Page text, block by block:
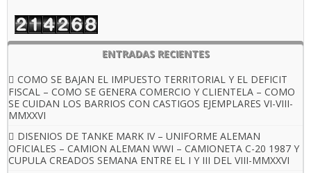
ENTRADAS RECIENTES
COMO SE BAJAN EL IMPUESTO TERRITORIAL Y EL DEFICIT
FISCAL – COMO SE GENERA COMERCIO Y CLIENTELA – COMO
SE CUIDAN LOS BARRIOS CON CASTIGOS EJEMPLARES VI-VIII-
MMXXVI
DISENIOS DE TANKE MARK IV – UNIFORME ALEMAN
OFICIALES – CAMION ALEMAN WWI – CAMIONETA C-20 1987 Y
CUPULA CREADOS SEMANA ENTRE EL I Y III DEL VIII-MMXXVI